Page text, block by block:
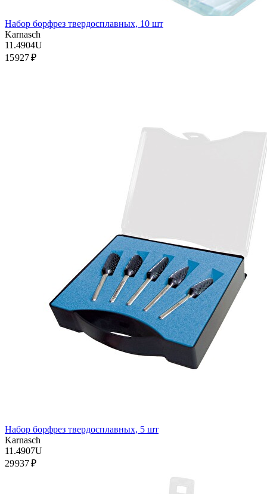
Набор борфрез твердосплавных, 10 шт
Karnasch
11.4904U
15 927 ₽
Набор борфрез твердосплавных, 5 шт
Karnasch
11.4907U
29 937 ₽